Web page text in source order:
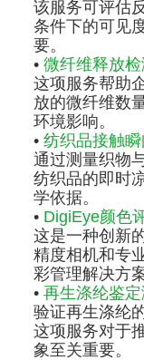
该服务可评估
条件下的可见
要。
•微纤维释放
这项服务帮助
放的微纤维数
环境影响。
•纺织品接触
通过测量织物
纺织品的即时
学依据。
• DigiEye颜色
这是一种创新
精度相机和专
彩管理解决方案
•再生涤纶鉴
验证再生涤纶
这项服务对于
象至关重要。